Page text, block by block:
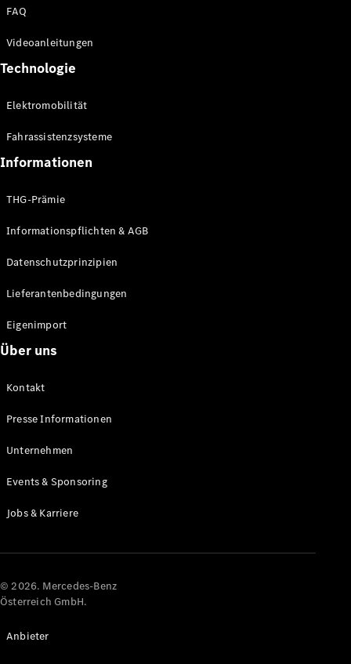
FAQ
Videoanleitungen
Technologie
Elektromobilität
Fahrassistenzsysteme
Informationen
THG-Prämie
Informationspflichten & AGB
Datenschutzprinzipien
Lieferantenbedingungen
Eigenimport
Über uns
Kontakt
Presse Informationen
Unternehmen
Events & Sponsoring
Jobs & Karriere
© 2026. Mercedes-Benz
Österreich GmbH.
Anbieter